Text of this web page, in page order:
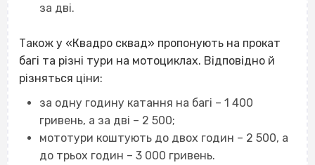
за дві.
Також у «Квадро сквад» пропонують на прокат
багі та різні тури на мотоциклах. Відповідно й
різняться ціни:
за одну годину катання на багі – 1 400
гривень, а за дві – 2 500;
мототури коштують до двох годин – 2 500, а
до трьох годин – 3 000 гривень.